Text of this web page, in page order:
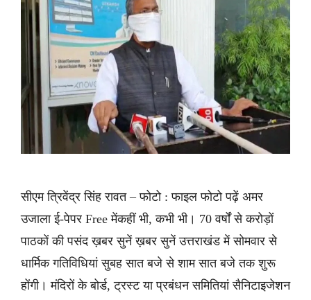
सीएम त्रिवेंद्र सिंह रावत – फोटो : फाइल फोटो पढ़ें अमर
उजाला ई-पेपर Free मेंकहीं भी, कभी भी। 70 वर्षों से करोड़ों
पाठकों की पसंद ख़बर सुनें ख़बर सुनें उत्तराखंड में सोमवार से
धार्मिक गतिविधियां सुबह सात बजे से शाम सात बजे तक शुरू
होंगी। मंदिरों के बोर्ड, ट्रस्ट या प्रबंधन समितियां सैनिटाइजेशन